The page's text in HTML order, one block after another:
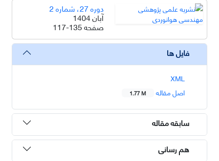
دوره 27، شماره 2
آبان 1404
صفحه117-135
فایل ها
XML
اصل مقاله
1.77 M
سابقه مقاله
هم رسانی